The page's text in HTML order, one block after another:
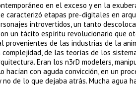
en el exceso y en la
caracterizó etapas pre-digitales en
introvertidos, un tanto
un tácito espíritu revolucionario que
de las industrias de la
de las teorías de los
Eran los n3rD modelers,
con aguda convicción, en un
de lo que dejaba atrás. Mucha agua